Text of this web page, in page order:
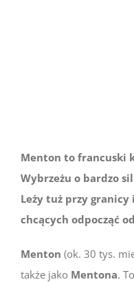
Menton to francuski
Wybrzeżu o bardzo
Leży tuż przy
chcących odpocząć
Menton (ok. 30 tys.
także jako Mentona.